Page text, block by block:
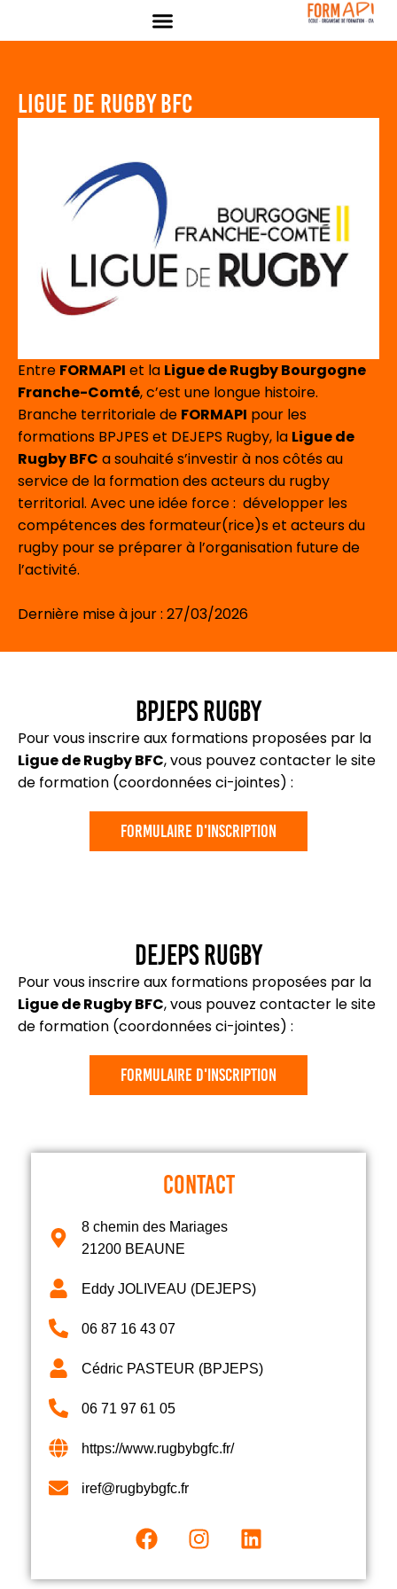
LIGUE DE RUGBY BFC
Entre FORMAPI et la Ligue de Rugby Bourgogne
Franche-Comté, c’est une longue histoire.
Branche territoriale de FORMAPI pour les
formations BPJPES et DEJEPS Rugby, la Ligue de
Rugby BFC a souhaité s’investir à nos côtés au
service de la formation des acteurs du rugby
territorial. Avec une idée force : développer les
compétences des formateur(rice)s et acteurs du
rugby pour se préparer à l’organisation future de
l’activité.
Dernière mise à jour : 27/03/2026
BPJEPS RUGBY
Pour vous inscrire aux formations proposées par la
Ligue de Rugby BFC, vous pouvez contacter le site
de formation (coordonnées ci-jointes) :
formulaire d'inscription
DEJEPS RUGBY
Pour vous inscrire aux formations proposées par la
Ligue de Rugby BFC, vous pouvez contacter le site
de formation (coordonnées ci-jointes) :
formulaire d'inscription
CONTACT
8 chemin des Mariages
21200 BEAUNE
Eddy JOLIVEAU (DEJEPS)
06 87 16 43 07
Cédric PASTEUR (BPJEPS)
06 71 97 61 05
https://www.rugbybgfc.fr/
iref@rugbybgfc.fr
Panneau de gestion des cookies